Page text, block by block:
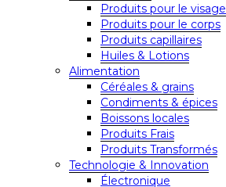
Produits pour le visage
Produits pour le corps
Produits capillaires
Huiles & Lotions
Alimentation
Céréales & grains
Condiments & épices
Boissons locales
Produits Frais
Produits Transformés
Technologie & Innovation
Électronique